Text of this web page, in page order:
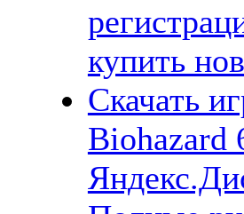
купить
Скачать
Biohazard